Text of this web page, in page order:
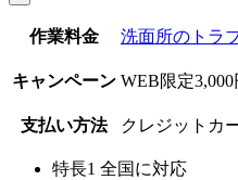
作業料金 洗面所のトラ
キャンペーン WEB限定
支払い方法 クレジットカ
特長1 全国に対応